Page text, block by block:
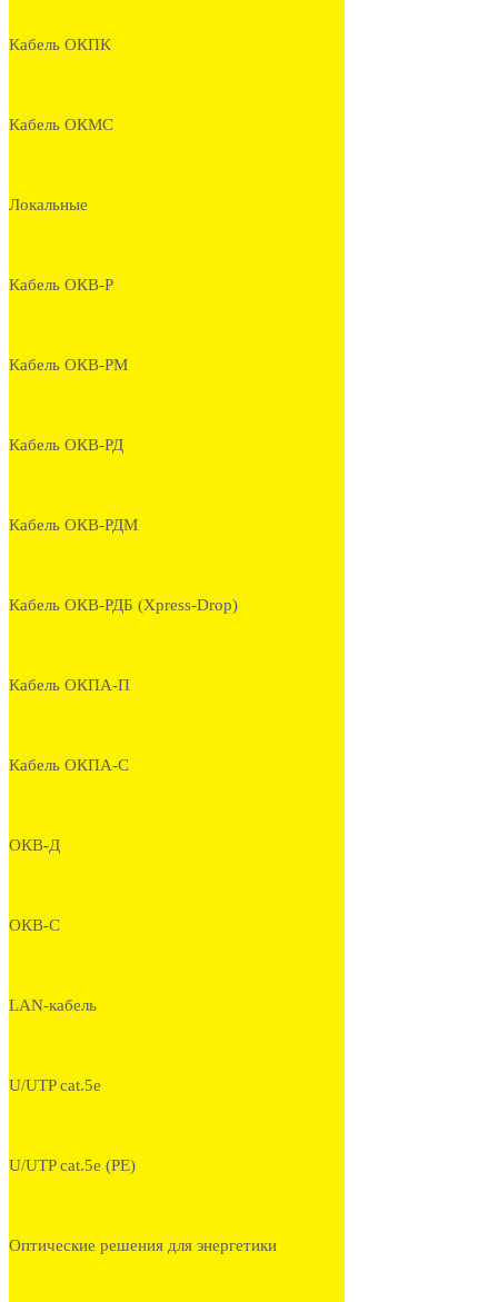
Кабель ОКПК
Кабель ОКМС
Локальные
Кабель ОКВ-Р
Кабель ОКВ-РМ
Кабель ОКВ-РД
Кабель ОКВ-РДМ
Кабель ОКВ-РДБ (Xpress-Drop)
Кабель ОКПА-П
Кабель ОКПА-С
ОКВ-Д
ОКВ-С
LAN-кабель
U/UTP cat.5e
U/UTP cat.5e (PE)
Оптические решения для энергетики